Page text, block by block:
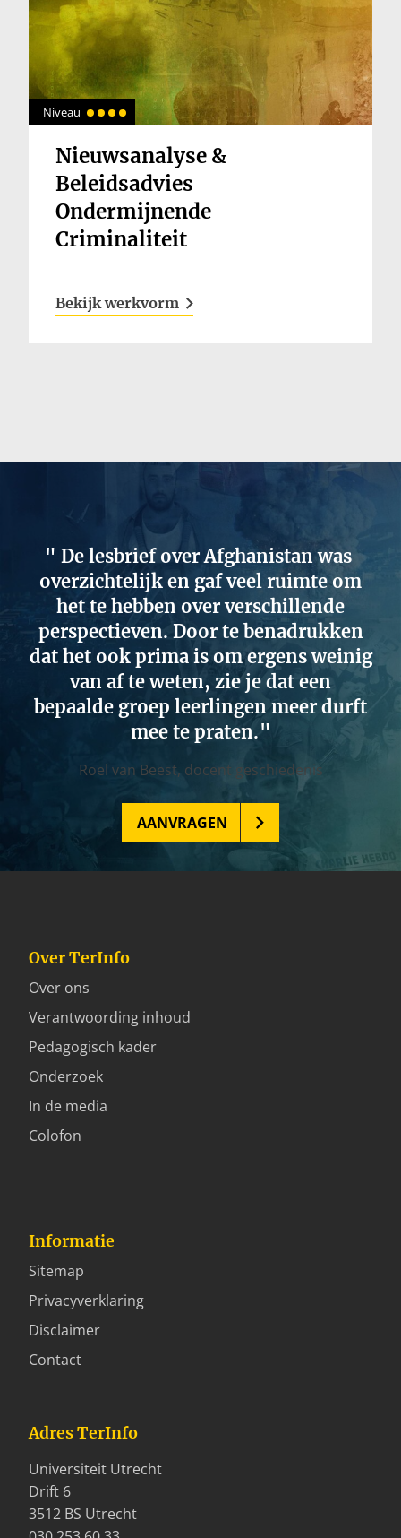
Niveau
Nieuwsanalyse &
Beleidsadvies
Ondermijnende
Criminaliteit
Bekijk werkvorm
De lesbrief over Afghanistan was
overzichtelijk en gaf veel ruimte om
het te hebben over verschillende
perspectieven. Door te benadrukken
dat het ook prima is om ergens weinig
van af te weten, zie je dat een
bepaalde groep leerlingen meer durft
mee te praten.
Roel van Beest, docent geschiedenis
AANVRAGEN
Over TerInfo
Over ons
Verantwoording inhoud
Pedagogisch kader
Onderzoek
In de media
Colofon
Informatie
Sitemap
Privacyverklaring
Disclaimer
Contact
Adres TerInfo
Universiteit Utrecht
Drift 6
3512 BS Utrecht